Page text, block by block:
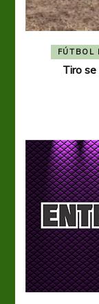
FÚTBOL
Tiro